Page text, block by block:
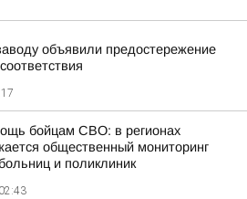
объявили предостережение
бойцам СВО: в регионах
общественный мониторинг
и поликлиник
02:43